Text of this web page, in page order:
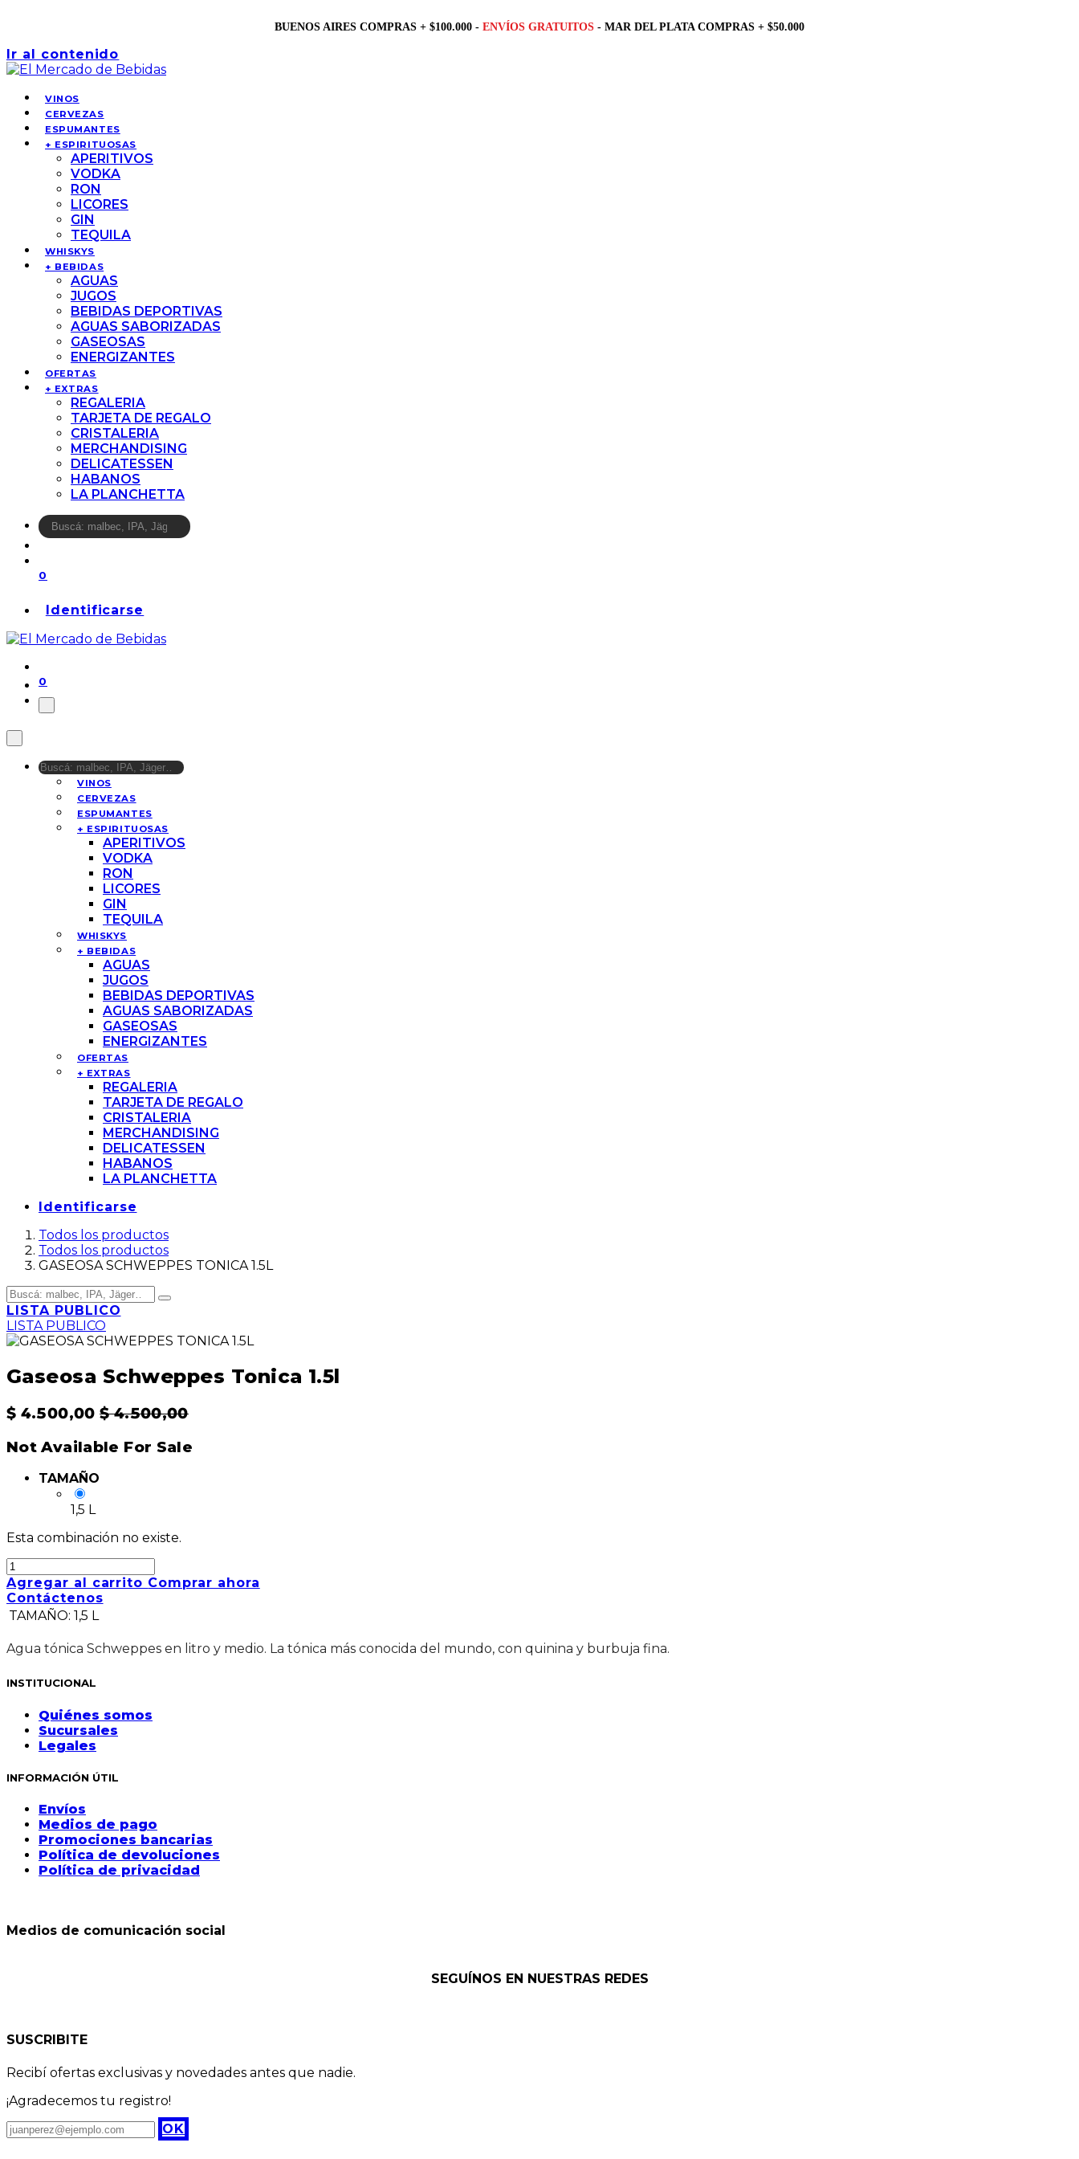
BUENOS AIRES COMPRAS + $100.000 - ENVÍOS GRATUITOS - MAR DEL PLATA COMPRAS + $50.000
Ir al contenido
VINOS
CERVEZAS
ESPUMANTES
+ ESPIRITUOSAS
APERITIVOS
VODKA
RON
LICORES
GIN
TEQUILA
WHISKYS
+ BEBIDAS
AGUAS
JUGOS
BEBIDAS DEPORTIVAS
AGUAS SABORIZADAS
GASEOSAS
ENERGIZANTES
OFERTAS
+ EXTRAS
REGALERIA
TARJETA DE REGALO
CRISTALERIA
MERCHANDISING
DELICATESSEN
HABANOS
LA PLANCHETTA
0
Identificarse
0
VINOS
CERVEZAS
ESPUMANTES
+ ESPIRITUOSAS
APERITIVOS
VODKA
RON
LICORES
GIN
TEQUILA
WHISKYS
+ BEBIDAS
AGUAS
JUGOS
BEBIDAS DEPORTIVAS
AGUAS SABORIZADAS
GASEOSAS
ENERGIZANTES
OFERTAS
+ EXTRAS
REGALERIA
TARJETA DE REGALO
CRISTALERIA
MERCHANDISING
DELICATESSEN
HABANOS
LA PLANCHETTA
Identificarse
Todos los productos
Todos los productos
GASEOSA SCHWEPPES TONICA 1.5L
LISTA PUBLICO
LISTA PUBLICO
Gaseosa Schweppes Tonica 1.5l
$ 4.500,00 $4.500,00
Not Available For Sale
TAMAÑO
1,5 L
Esta combinación no existe.
Agregar al carrito Comprar ahora
Contáctenos
TAMAÑO: 1,5 L
Agua tónica Schweppes en litro y medio. La tónica más conocida del mundo, con quinina y burbuja fina.
INSTITUCIONAL
Quiénes somos
Sucursales
Legales
INFORMACIÓN ÚTIL
Envíos
Medios de pago
Promociones bancarias
Política de devoluciones
Política de privacidad
Medios de comunicación social
SEGUÍNOS EN NUESTRAS REDES
SUSCRIBITE
Recibí ofertas exclusivas y novedades antes que nadie.
¡Agradecemos tu registro!
OK